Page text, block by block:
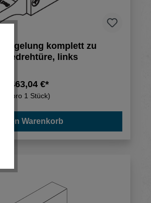
komplett zu
links
463,04 €*
(pro 1 Stück)
In den Warenkorb